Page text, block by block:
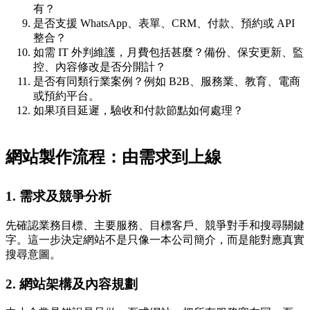
有？
是否支援 WhatsApp、表單、CRM、付款、預約或 API
整合？
如需 IT 外判維護，月費包括甚麼？備份、保安更新、監
控、內容修改是否分開計？
是否有同類行業案例？例如 B2B、服務業、教育、電商
或預約平台。
如果項目延遲，驗收和付款節點如何處理？
網站製作流程：由需求到上線
1. 需求及競爭分析
先確認業務目標、主要服務、目標客戶、競爭對手和搜尋關鍵
字。這一步決定網站不是只像一本公司簡介，而是能對應真實
搜尋意圖。
2. 網站架構及內容規劃